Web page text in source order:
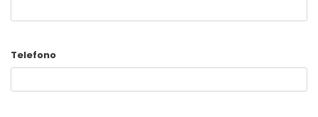
Telefono